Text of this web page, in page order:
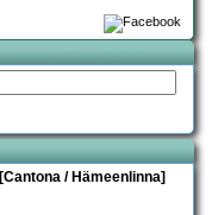
[Cantona / Hämeenlinna]